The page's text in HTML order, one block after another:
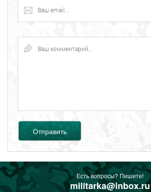
Отправить
Есть вопросы? Пишите!
militarka@inbox.ru